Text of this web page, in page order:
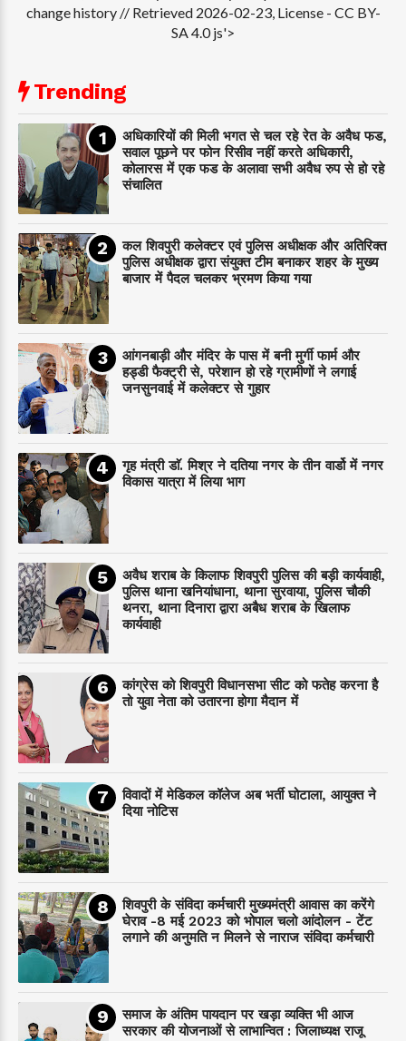
change history // Retrieved 2026-02-23, License - CC BY-
SA 4.0 js'>
Trending
अधिकारियों की मिली भगत से चल रहे रेत के अवैध फड,
सवाल पूछने पर फोन रिसीव नहीं करते अधिकारी,
कोलारस में एक फड के अलावा सभी अवैध रुप से हो रहे
संचालित
कल शिवपुरी कलेक्टर एवं पुलिस अधीक्षक और अतिरिक्त
पुलिस अधीक्षक द्वारा संयुक्त टीम बनाकर शहर के मुख्य
बाजार में पैदल चलकर भ्रमण किया गया
आंगनबाड़ी और मंदिर के पास में बनी मुर्गी फार्म और
हड्डी फैक्ट्री से, परेशान हो रहे ग्रामीणों ने लगाई
जनसुनवाई में कलेक्टर से गुहार
गृह मंत्री डाॅ. मिश्र ने दतिया नगर के तीन वार्डो में नगर
विकास यात्रा में लिया भाग
अवैध शराब के किलाफ शिवपुरी पुलिस की बड़ी कार्यवाही,
पुलिस थाना खनियांधाना, थाना सुरवाया, पुलिस चौकी
थनरा, थाना दिनारा द्वारा अबैध शराब के खिलाफ
कार्यवाही
कांग्रेस को शिवपुरी विधानसभा सीट को फतेह करना है
तो युवा नेता को उतारना होगा मैदान में
विवादों में मेडिकल कॉलेज अब भर्ती घोटाला, आयुक्त ने
दिया नोटिस
शिवपुरी के संविदा कर्मचारी मुख्यमंत्री आवास का करेंगे
घेराव -8 मई 2023 को भोपाल चलो आंदोलन - टेंट
लगाने की अनुमति न मिलने से नाराज संविदा कर्मचारी
समाज के अंतिम पायदान पर‌ खड़ा व्यक्ति भी आज
सरकार की योजनाओं से लाभान्वित : जिलाध्यक्ष राजू